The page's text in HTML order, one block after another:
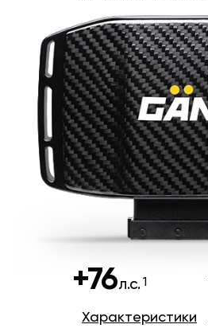
+76л.с.
Характеристики